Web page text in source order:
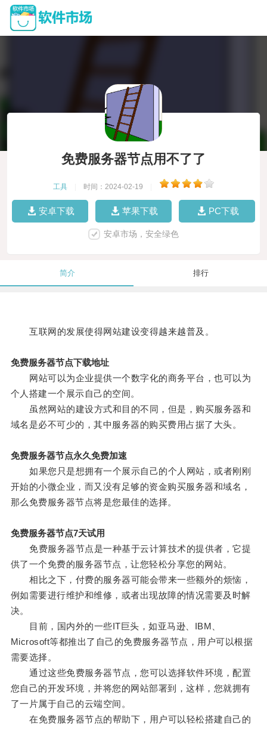
免费服务器节点用不了了
工具 时间：2024-02-19
安卓下载 苹果下载 PC下载
安卓市场，安全绿色
简介 排行
互联网的发展使得网站建设变得越来越普及。
免费服务器节点下载地址
网站可以为企业提供一个数字化的商务平台，也可以为
个人搭建一个展示自己的空间。
虽然网站的建设方式和目的不同，但是，购买服务器和
域名是必不可少的，其中服务器的购买费用占据了大头。
免费服务器节点永久免费加速
如果您只是想拥有一个展示自己的个人网站，或者刚刚
开始的小微企业，而又没有足够的资金购买服务器和域名，
那么免费服务器节点将是您最佳的选择。
免费服务器节点7天试用
免费服务器节点是一种基于云计算技术的提供者，它提
供了一个免费的服务器节点，让您轻松分享您的网站。
相比之下，付费的服务器可能会带来一些额外的烦恼，
例如需要进行维护和维修，或者出现故障的情况需要及时解
决。
目前，国内外的一些IT巨头，如亚马逊、IBM、
Microsoft等都推出了自己的免费服务器节点，用户可以根据
需要选择。
通过这些免费服务器节点，您可以选择软件环境，配置
您自己的开发环境，并将您的网站部署到，这样，您就拥有
了一片属于自己的云端空间。
在免费服务器节点的帮助下，用户可以轻松搭建自己的